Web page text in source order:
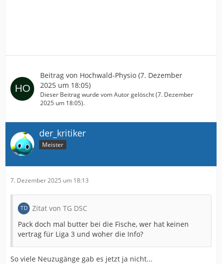
Beitrag von Hochwald-Physio (7. Dezember
2025 um 18:05)
Dieser Beitrag wurde vom Autor gelöscht (7. Dezember
2025 um 18:05).
der_kritiker
Meister
7. Dezember 2025 um 18:13
Zitat von TG DSC
Pack doch mal butter bei die Fische, wer hat keinen
vertrag für Liga 3 und woher die Info?
So viele Neuzugänge gab es jetzt ja nicht...